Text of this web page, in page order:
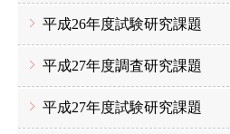
平成26年度試験研究課題
平成27年度調査研究課題
平成27年度試験研究課題